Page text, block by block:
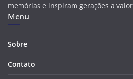
memórias e inspiram gerações a
Menu
Sobre
Contato